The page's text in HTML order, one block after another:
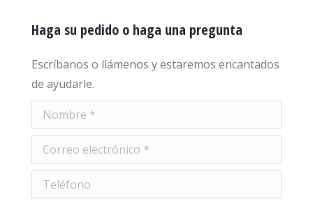
Haga su pedido o haga una pregunta
Escríbanos o llámenos y estaremos encantados
de ayudarle.